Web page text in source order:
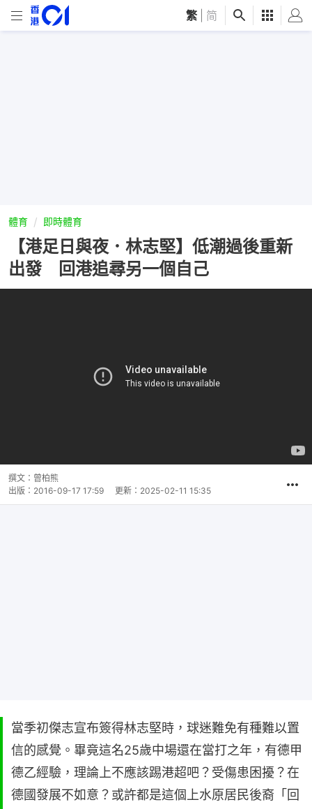
繁 简
體育 即時體育
【港足日與夜．林志堅】低潮過後重新
出發 回港追尋另一個自己
撰文： 曾柏熊
出版： 2016-09-17 17:59 更新： 2025-02-11 15:35
當季初傑志宣布簽得林志堅時，球迷難免有種難以置
信的感覺。畢竟這名25歲中場還在當打之年，有德甲
德乙經驗，理論上不應該踢港超吧？受傷患困擾？在
德國發展不如意？或許都是這個上水原居民後裔「回